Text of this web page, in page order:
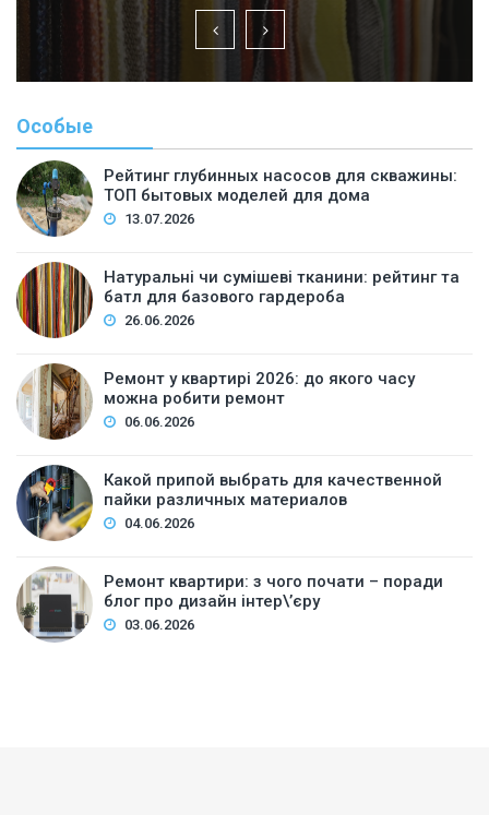
Особые
Рейтинг глубинных насосов для скважины:
ТОП бытовых моделей для дома
13.07.2026
Натуральні чи сумішеві тканини: рейтинг та
батл для базового гардероба
26.06.2026
Ремонт у квартирі 2026: до якого часу
можна робити ремонт
06.06.2026
Какой припой выбрать для качественной
пайки различных материалов
04.06.2026
Ремонт квартири: з чого почати – поради
блог про дизайн інтер\’єру
03.06.2026